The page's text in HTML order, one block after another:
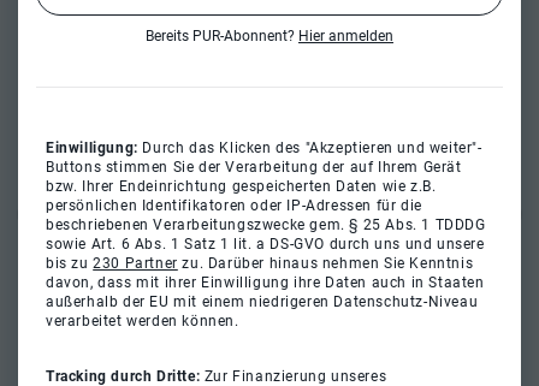
Bereits PUR-Abonnent? Hier anmelden
Einwilligung: Durch das Klicken des "Akzeptieren und weiter"-
Buttons stimmen Sie der Verarbeitung der auf Ihrem Gerät
bzw. Ihrer Endeinrichtung gespeicherten Daten wie z.B.
persönlichen Identifikatoren oder IP-Adressen für die
beschriebenen Verarbeitungszwecke gem. § 25 Abs. 1 TDDDG
sowie Art. 6 Abs. 1 Satz 1 lit. a DS-GVO durch uns und unsere
bis zu230 Partner zu. Darüber hinaus nehmen Sie Kenntnis
davon, dass mit ihrer Einwilligung ihre Daten auch in Staaten
außerhalb der EU mit einem niedrigeren Datenschutz-Niveau
verarbeitet werden können.
Tracking durch Dritte: Zur Finanzierung unseres